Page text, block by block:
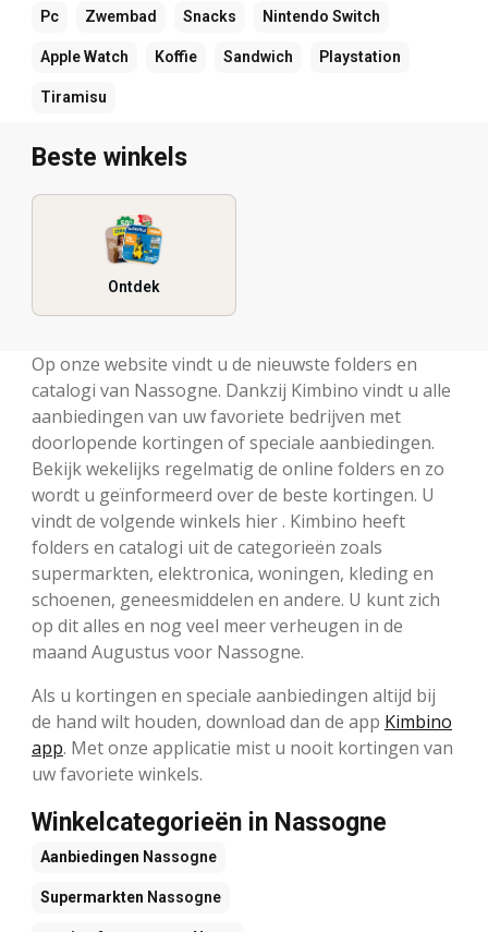
Pc Zwembad Snacks Nintendo Switch
Apple Watch Koffie Sandwich Playstation
Tiramisu
Beste winkels
Ontdek
Op onze website vindt u de nieuwste folders en
catalogi van Nassogne. Dankzij Kimbino vindt u alle
aanbiedingen van uw favoriete bedrijven met
doorlopende kortingen of speciale aanbiedingen.
Bekijk wekelijks regelmatig de online folders en zo
wordt u geïnformeerd over de beste kortingen. U
vindt de volgende winkels hier . Kimbino heeft
folders en catalogi uit de categorieën zoals
supermarkten, elektronica, woningen, kleding en
schoenen, geneesmiddelen en andere. U kunt zich
op dit alles en nog veel meer verheugen in de
maand Augustus voor Nassogne.
Als u kortingen en speciale aanbiedingen altijd bij
de hand wilt houden, download dan de app Kimbino
app. Met onze applicatie mist u nooit kortingen van
uw favoriete winkels.
Winkelcategorieën in Nassogne
Aanbiedingen Nassogne
Supermarkten Nassogne